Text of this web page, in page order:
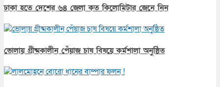
ঢাকা হতে দেশের ৬৪ জেলা কত কিলোমিটার জেনে নিন
ভোলায় গ্রীষ্মকালীন পেঁয়াজ চাষ বিষয়ে কর্মশালা অনুষ্ঠিত